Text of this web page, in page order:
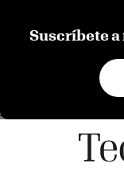
Suscríbete a